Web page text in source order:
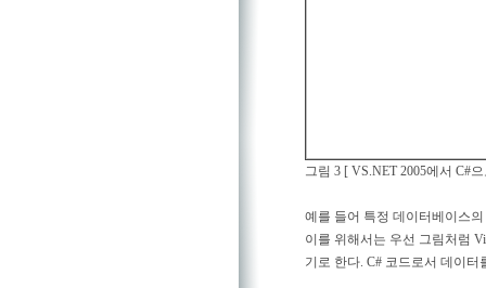
그림 3 [ VS.NET 2005에서 C#
예를 들어 특정 데이터베이스
이를 위해서는 우선 그림처럼
기로 한다. C# 코드로서 데이